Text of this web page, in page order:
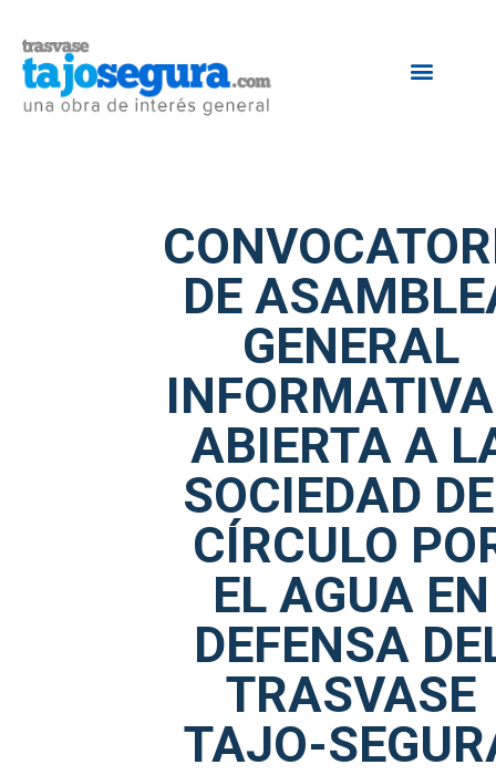
DE
GENERAL
ABIERTA A
SOCIEDAD
CÍRCULO
EL AGUA EN
DEFENSA
TRASVASE
TAJO-